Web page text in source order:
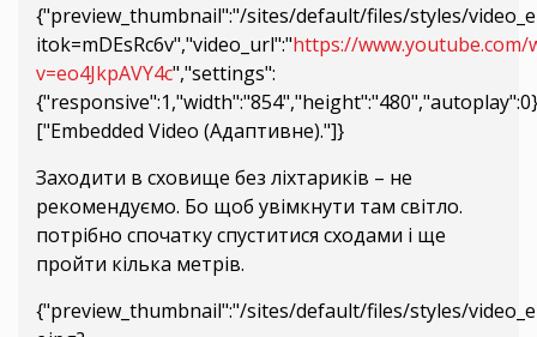
{"preview_thumbnail":"/sites/default/files/styles/
itok=mDEsRc6v","video_url":"https://www.youtube.com/
v=eo4JkpAVY4c","settings":
["Embedded Video (Адаптивне)."]}
Заходити в сховище без ліхтариків – не
рекомендуємо. Бо щоб увімкнути там світло.
потрібно спочатку спуститися сходами і ще
пройти кілька метрів.
{"preview_thumbnail":"/sites/default/files/styles/